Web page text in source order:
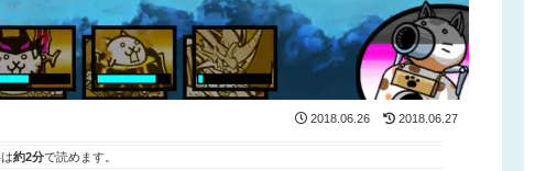
2018.06.26 2018.06.27
約2分で読めます。